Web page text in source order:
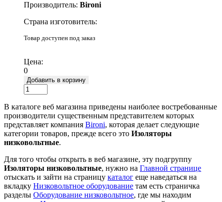
Производитель: Bironi
Страна изготовитель:
Товар доступен под заказ
Цена:
0
Добавить в корзину
В каталоге веб магазина приведены наиболее востребованные
производители существенным представителем которых
представляет компания Bironi, которая делает следующие
категории товаров, прежде всего это Изоляторы
низковольтные.
Для того чтобы открыть в веб магазине, эту подгруппу
Изоляторы низковольтные, нужно на Главной странице
отыскать и зайти на страницу каталог еще наведаться на
вкладку Низковольтное оборудование там есть страничка
разделы Оборудование низковольтное, где мы находим